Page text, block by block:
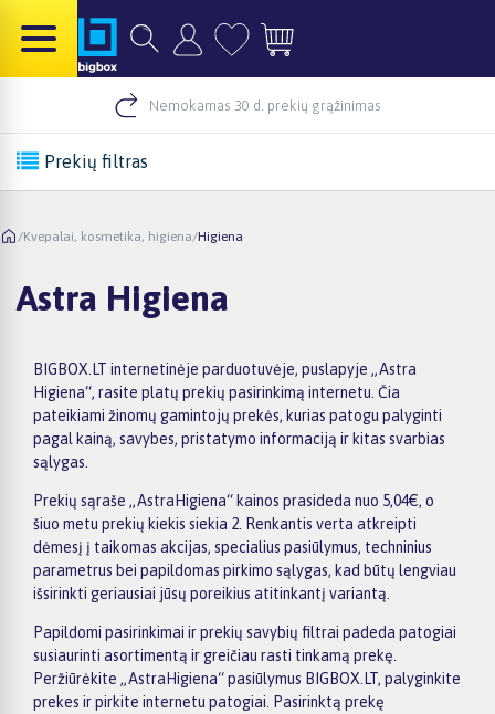
Nemokamas 30 d. prekių grąžinimas
Prekių filtras
/Kvepalai, kosmetika, higiena/Higiena
Astra Higiena
BIGBOX.LT internetinėje parduotuvėje, puslapyje „Astra
Higiena“, rasite platų prekių pasirinkimą internetu. Čia
pateikiami žinomų gamintojų prekės, kurias patogu palyginti
pagal kainą, savybes, pristatymo informaciją ir kitas svarbias
sąlygas.
Prekių sąraše „AstraHigiena“ kainos prasideda nuo 5,04€, o
šiuo metu prekių kiekis siekia 2. Renkantis verta atkreipti
dėmesį į taikomas akcijas, specialius pasiūlymus, techninius
parametrus bei papildomas pirkimo sąlygas, kad būtų lengviau
išsirinkti geriausiai jūsų poreikius atitinkantį variantą.
Papildomi pasirinkimai ir prekių savybių filtrai padeda patogiai
susiaurinti asortimentą ir greičiau rasti tinkamą prekę.
Peržiūrėkite „AstraHigiena“ pasiūlymus BIGBOX.LT, palyginkite
prekes ir pirkite internetu patogiai. Pasirinktą prekę